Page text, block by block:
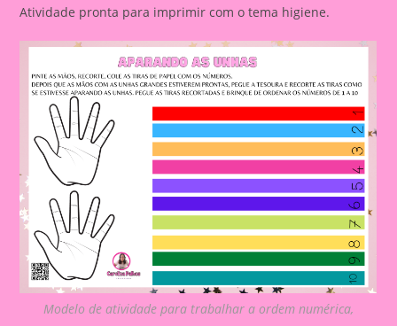
Atividade pronta para imprimir com o tema higiene.
Modelo de atividade para trabalhar a ordem numérica,